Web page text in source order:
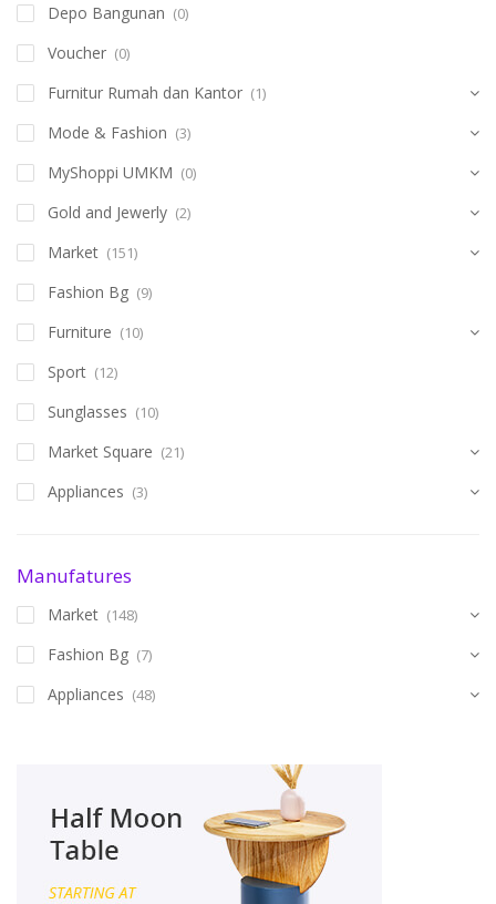
Depo Bangunan (0)
Voucher (0)
Furnitur Rumah dan Kantor (1)
Mode & Fashion (3)
MyShoppi UMKM (0)
Gold and Jewerly (2)
Market (151)
Fashion Bg (9)
Furniture (10)
Sport (12)
Sunglasses (10)
Market Square (21)
Appliances (3)
Manufatures
Market (148)
Fashion Bg (7)
Appliances (48)